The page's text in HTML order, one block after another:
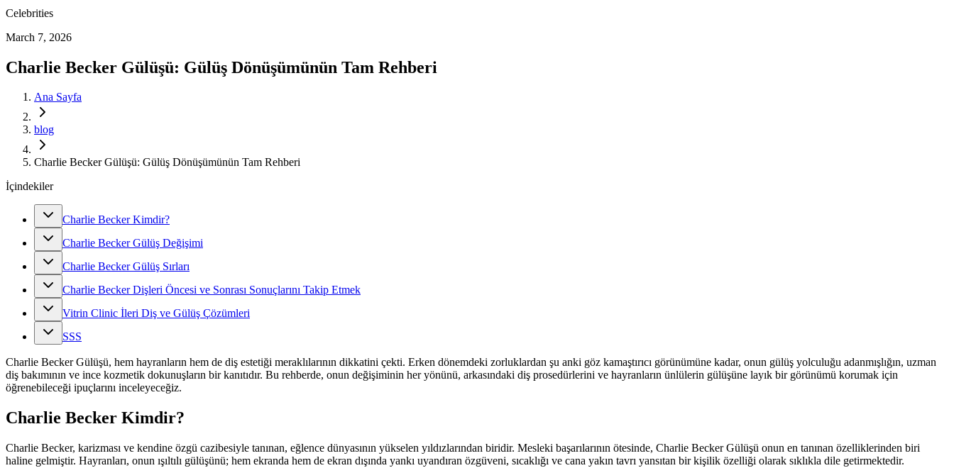
Celebrities
March 7, 2026
Charlie Becker Gülüşü: Gülüş Dönüşümünün Tam Rehberi
Ana Sayfa
blog
Charlie Becker Gülüşü: Gülüş Dönüşümünün Tam Rehberi
İçindekiler
Charlie Becker Kimdir?
Charlie Becker Gülüş Değişimi
Charlie Becker Gülüş Sırları
Charlie Becker Dişleri Öncesi ve Sonrası Sonuçlarını Takip Etmek
Vitrin Clinic İleri Diş ve Gülüş Çözümleri
SSS
Charlie Becker Gülüşü, hem hayranların hem de diş estetiği meraklılarının dikkatini çekti. Erken dönemdeki zorluklardan şu anki göz kamaştırıcı görünümüne kadar, onun gülüş yolculuğu adanmışlığın, uzman
diş bakımının ve ince kozmetik dokunuşların bir kanıtıdır. Bu rehberde, onun değişiminin her yönünü, arkasındaki diş prosedürlerini ve hayranların ünlülerin gülüşüne layık bir görünümü korumak için
öğrenebileceği ipuçlarını inceleyeceğiz.
Charlie Becker Kimdir?
Charlie Becker, karizması ve kendine özgü cazibesiyle tanınan, eğlence dünyasının yükselen yıldızlarından biridir. Mesleki başarılarının ötesinde, Charlie Becker Gülüşü onun en tanınan özelliklerinden biri
haline gelmiştir. Hayranları, onun ışıltılı gülüşünü; hem ekranda hem de ekran dışında yankı uyandıran özgüveni, sıcaklığı ve cana yakın tavrı yansıtan bir kişilik özelliği olarak sıklıkla dile getirmektedir.